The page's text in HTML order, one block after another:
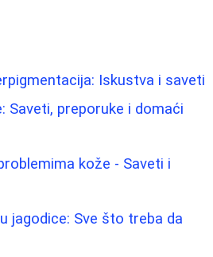
Iskustva i saveti
Saveti, preporuke i domaći
kože - Saveti i
jagodice: Sve što treba da